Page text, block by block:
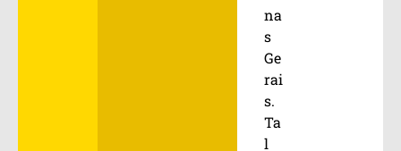
na
s
Ge
rai
s.
Ta
l